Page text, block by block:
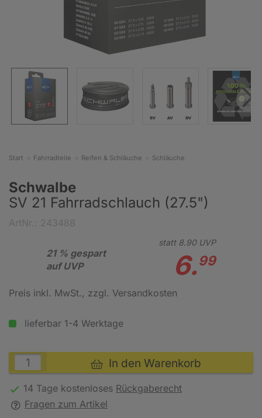
Start Fahrradteile Reifen & Schläuche Schläuche
Schwalbe
SV 21 Fahrradschlauch (27.5")
21 % gespart
auf UVP
statt 8.90UVP
6.99
Preis inkl. MwSt., zzgl. Versandkosten
lieferbar 1-4 Werktage
In den Warenkorb
14 Tage kostenloses Rückgaberecht
Fragen zum Artikel